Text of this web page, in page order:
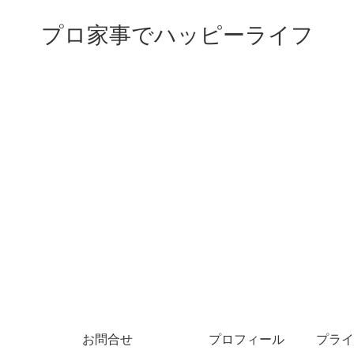
プロ家事でハッピーライフ
お問合せ プロフィール